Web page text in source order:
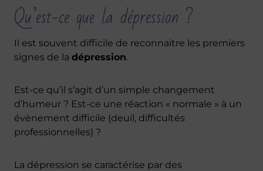
Qu’est-ce que la dépression ?
Il est souvent difficile de reconnaitre les premiers
signes de la dépression.
Est-ce qu’il s’agit d’un simple changement
d’humeur ? Est-ce une réaction « normale » à un
évènement difficile (deuil, difficultés
professionnelles) ?
La dépression se caractérise par des